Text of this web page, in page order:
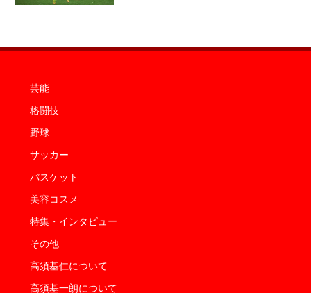
芸能
格闘技
野球
サッカー
バスケット
美容コスメ
特集・インタビュー
その他
高須基仁について
高須基一朗について